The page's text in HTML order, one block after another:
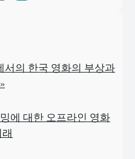
서의 한국 영화의 부상과
에 대한 오프라인 영화